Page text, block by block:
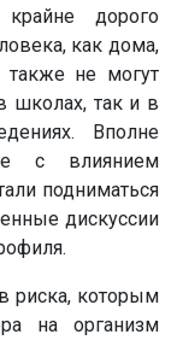
дорого
как дома,
не могут
школах, так и в
Вполне
с влиянием
подниматься
дискуссии
риска, которым
на организм